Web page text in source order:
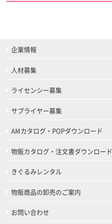
企業情報
人材募集
ライセンシー募集
サプライヤー募集
AMカタログ・POPダウンロード
物販カタログ・注文書ダウンロード
きぐるみレンタル
物販商品の卸売のご案内
お問い合わせ